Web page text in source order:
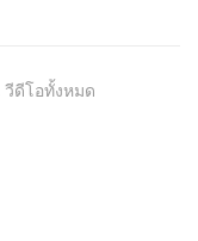
วีดีโอทั้งหมด